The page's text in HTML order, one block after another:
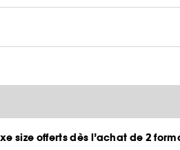
size offerts dès l’achat de 2